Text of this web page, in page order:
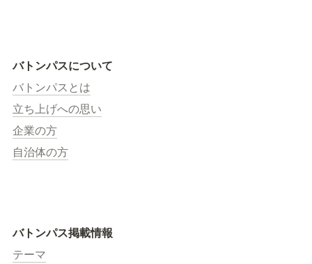
バトンパスについて
バトンパスとは
立ち上げへの思い
企業の方
自治体の方
バトンパス掲載情報
テーマ